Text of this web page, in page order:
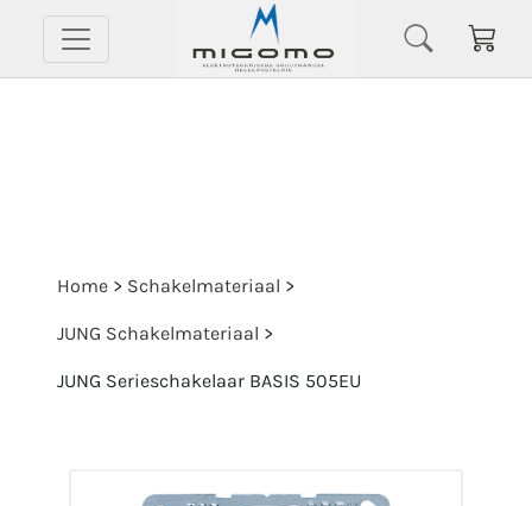
Home > Schakelmateriaal >
JUNG Schakelmateriaal >
JUNG Serieschakelaar BASIS 505EU